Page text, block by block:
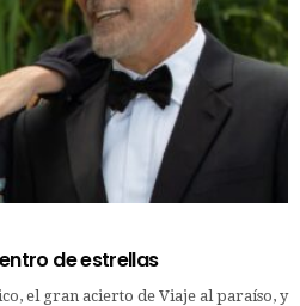
de estrellas
el gran acierto de Viaje al paraíso, y